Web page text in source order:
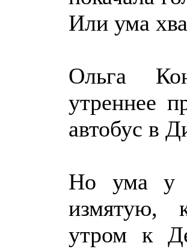
Или ума
Ольга
утреннее
автобус в
Но ума у
измятую,
утром к